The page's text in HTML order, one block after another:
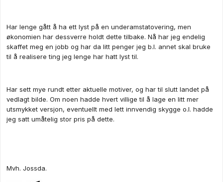
Har lenge gått å ha ett lyst på en underamstatovering, men
økonomien har dessverre holdt dette tilbake. Nå har jeg endelig
skaffet meg en jobb og har da litt penger jeg b.l. annet skal bruke
til å realisere ting jeg lenge har hatt lyst til.
Har sett mye rundt etter aktuelle motiver, og har til slutt landet på
vedlagt bilde. Om noen hadde hvert villige til å lage en litt mer
utsmykket versjon, eventuellt med lett innvendig skygge o.l. hadde
jeg satt umåtelig stor pris på dette.
Mvh. Jossda.